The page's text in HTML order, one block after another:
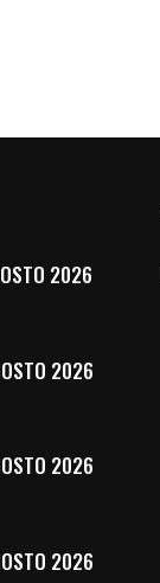
2026
2026
2026
2026